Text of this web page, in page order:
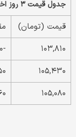
جدول قیمت ۳ روز اخیر پوند
قیمت (تومان)
۱۰۳,۸۱۰
-۱,۶۲۰.۰۰
۱۰۵,۴۳۰
۱۰۵,۰۸۰